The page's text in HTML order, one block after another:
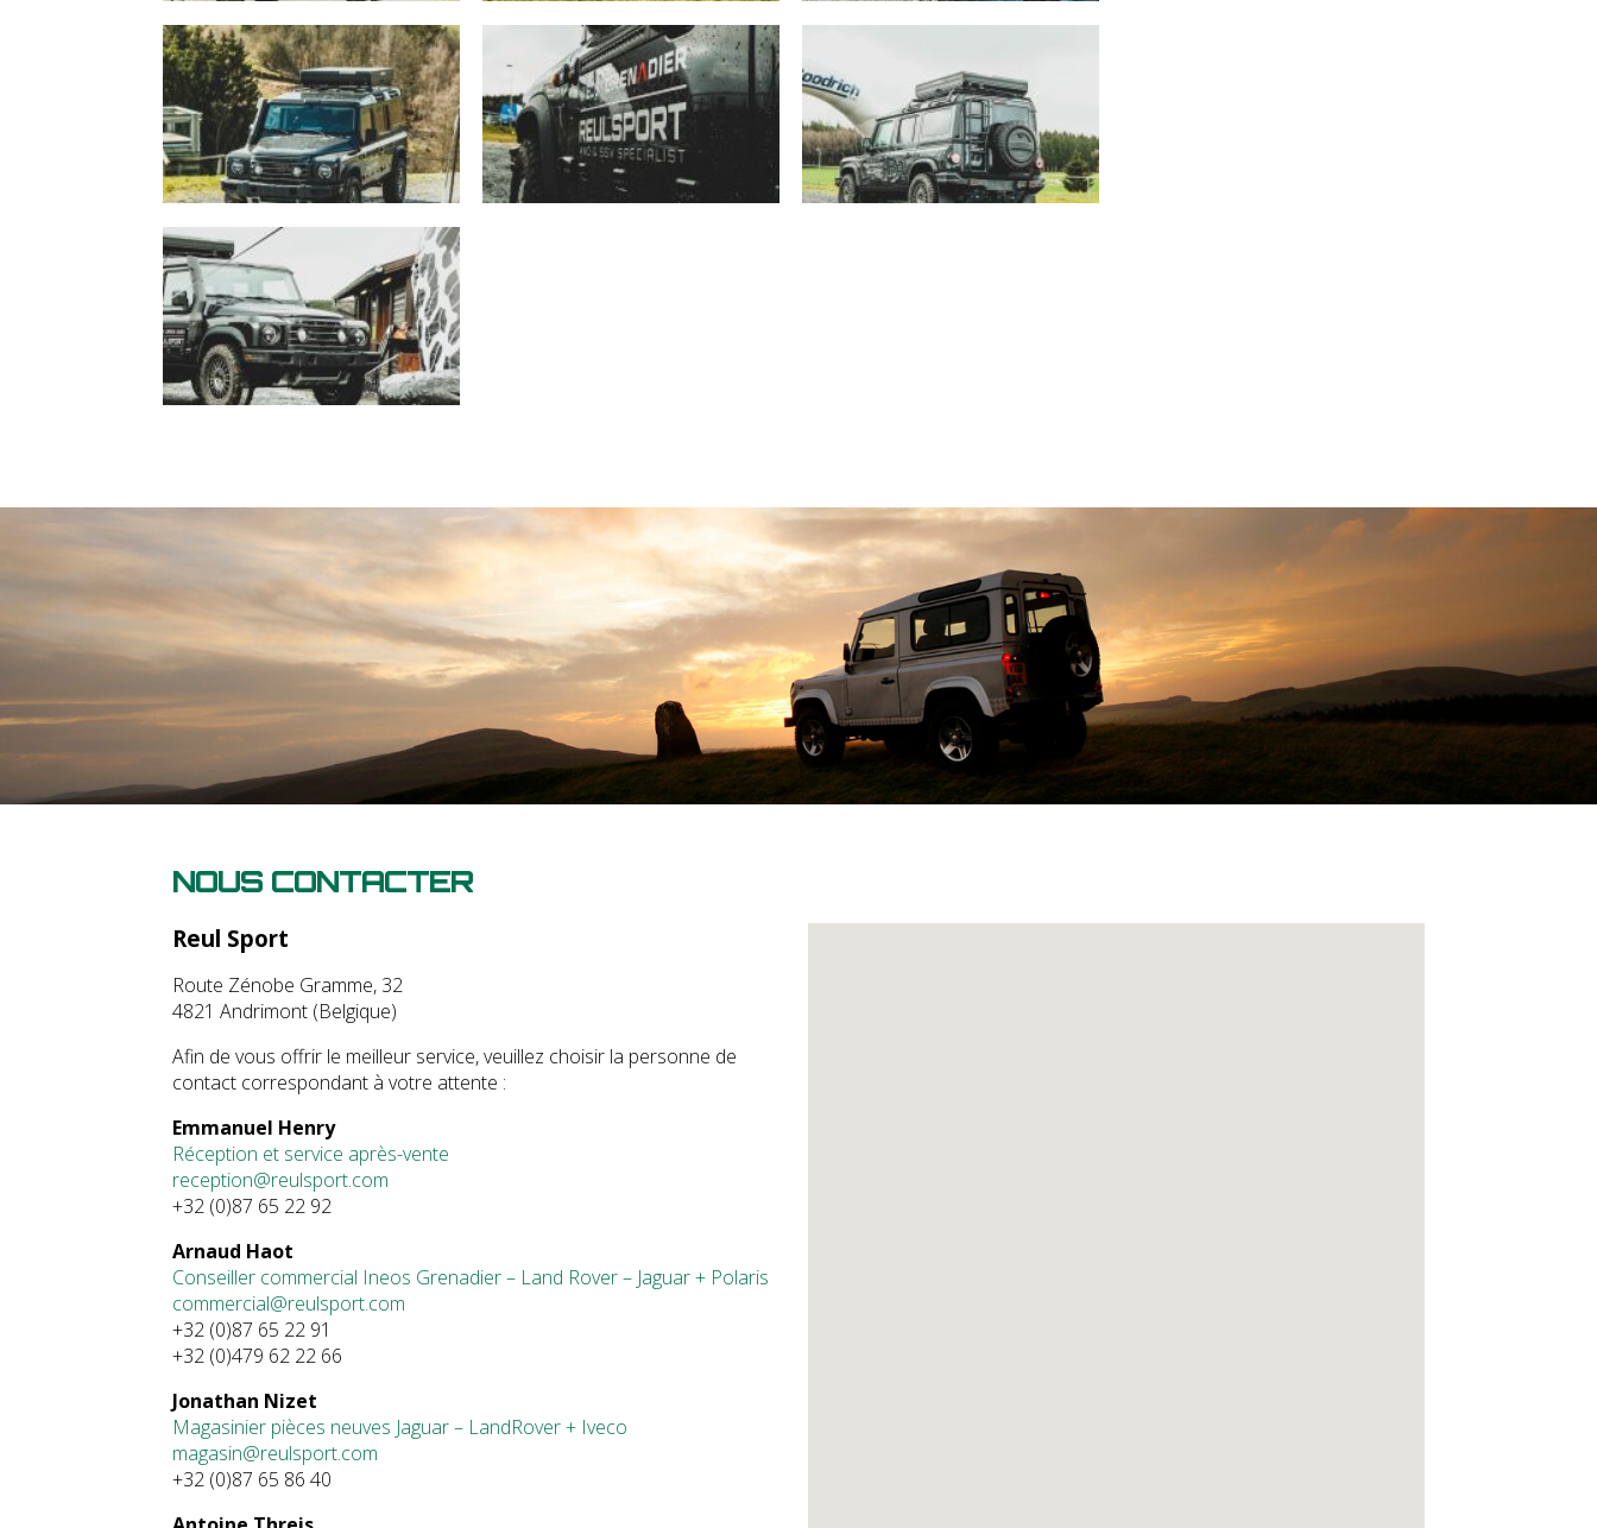
NOUS CONTACTER
Reul Sport
Route Zénobe Gramme, 32
4821 Andrimont (Belgique)
Afin de vous offrir le meilleur service, veuillez choisir la personne de
contact correspondant à votre attente :
Emmanuel Henry
Réception et service après-vente
reception@reulsport.com
+32 (0)87 65 22 92
Arnaud Haot
Conseiller commercial Ineos Grenadier – Land Rover – Jaguar + Polaris
commercial@reulsport.com
+32 (0)87 65 22 91
+32 (0)479 62 22 66
Jonathan Nizet
Magasinier pièces neuves Jaguar – LandRover + Iveco
magasin@reulsport.com
+32 (0)87 65 86 40